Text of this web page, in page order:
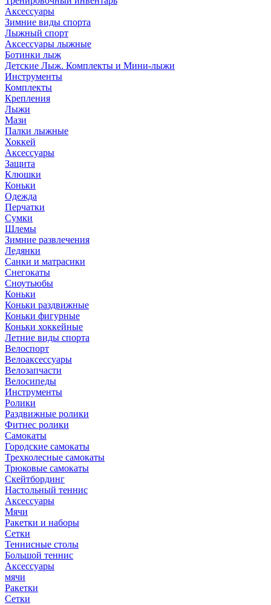
Аксессуары
Зимние виды спорта
Лыжный спорт
Аксессуары лыжные
Ботинки лыж
Детские Лыж. Комплекты и Мини-лыжи
Инструменты
Комплекты
Крепления
Лыжи
Мази
Палки лыжные
Хоккей
Аксессуары
Защита
Клюшки
Коньки
Одежда
Перчатки
Сумки
Шлемы
Зимние развлечения
Ледянки
Санки и матрасики
Снегокаты
Сноутьюбы
Коньки
Коньки раздвижные
Коньки фигурные
Коньки хоккейные
Летние виды спорта
Велоспорт
Велоаксессуары
Велозапчасти
Велосипеды
Инструменты
Ролики
Раздвижные ролики
Фитнес ролики
Самокаты
Городские самокаты
Трехколесные самокаты
Трюковые самокаты
Скейтбординг
Настольный теннис
Аксессуары
Мячи
Ракетки и наборы
Сетки
Теннисные столы
Большой теннис
Аксессуары
мячи
Ракетки
Сетки